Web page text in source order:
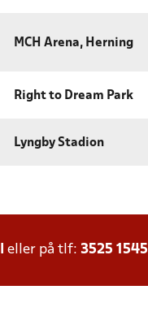
MCH Arena, Herning
Right to Dream Park
Lyngby Stadion
eller på tlf: 3525 1545